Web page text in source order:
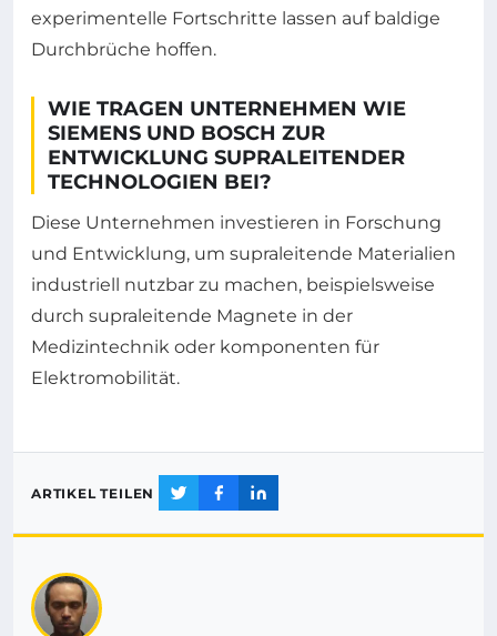
experimentelle Fortschritte lassen auf baldige
Durchbrüche hoffen.
WIE TRAGEN UNTERNEHMEN WIE
SIEMENS UND BOSCH ZUR
ENTWICKLUNG SUPRALEITENDER
TECHNOLOGIEN BEI?
Diese Unternehmen investieren in Forschung
und Entwicklung, um supraleitende Materialien
industriell nutzbar zu machen, beispielsweise
durch supraleitende Magnete in der
Medizintechnik oder komponenten für
Elektromobilität.
ARTIKEL TEILEN